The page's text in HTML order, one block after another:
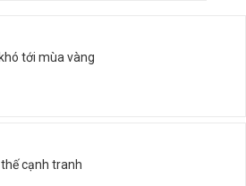
tới mùa vàng
cạnh tranh